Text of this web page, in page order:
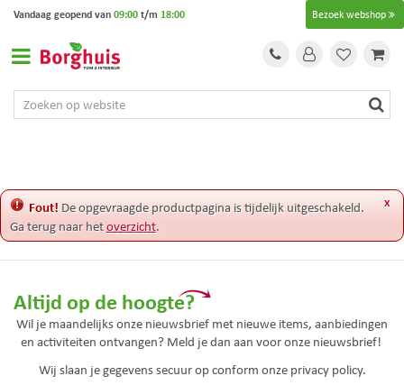
e
t
Bezoek webshop
Vandaag geopend van09:00t/m 18:00
x
Fout! De opgevraagde productpagina is tijdelijk uitgeschakeld.
Ga terug naar hetoverzicht.
Altijd op de hoogte?
Wil je maandelijks onze nieuwsbrief met nieuwe items, aanbiedingen
en activiteiten ontvangen? Meld je dan aan voor onze nieuwsbrief!
Wij slaan je gegevens secuur op conform onze privacy policy.